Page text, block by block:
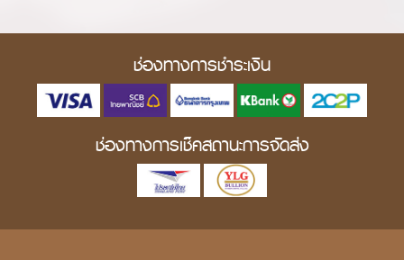
ช่องทางการชำระเงิน
ช่องทางการเช็คสถานะการจัดส่ง